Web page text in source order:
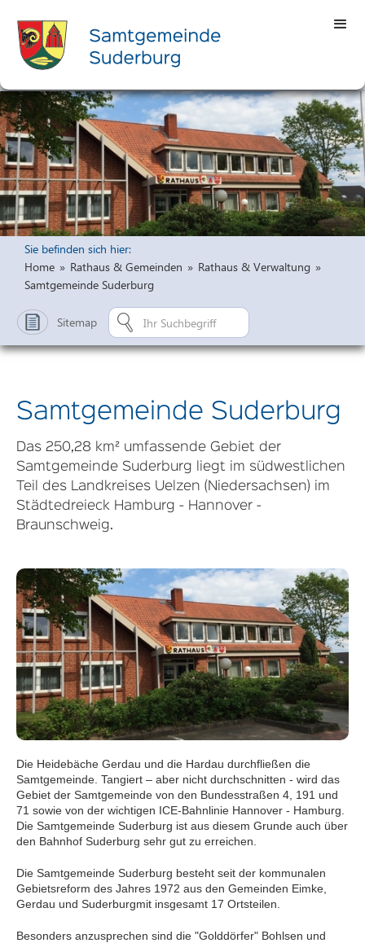
Sie befinden sich hier:
Home » Rathaus & Gemeinden » Rathaus & Verwaltung »
Samtgemeinde Suderburg
Sitemap
Samtgemeinde Suderburg
Das 250,28 km² umfassende Gebiet der
Samtgemeinde Suderburg liegt im südwestlichen
Teil des Landkreises Uelzen (Niedersachsen) im
Städtedreieck Hamburg - Hannover -
Braunschweig.
Die Heidebäche Gerdau und die Hardau durchfließen die
Samtgemeinde. Tangiert – aber nicht durchschnitten - wird das
Gebiet der Samtgemeinde von den Bundesstraßen 4, 191 und
71 sowie von der wichtigen ICE-Bahnlinie Hannover - Hamburg.
Die Samtgemeinde Suderburg ist aus diesem Grunde auch über
den Bahnhof Suderburg sehr gut zu erreichen.
Die Samtgemeinde Suderburg besteht seit der kommunalen
Gebietsreform des Jahres 1972 aus den Gemeinden Eimke,
Gerdau und Suderburgmit insgesamt 17 Ortsteilen.
Besonders anzusprechen sind die "Golddörfer" Bohlsen und